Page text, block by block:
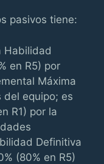
pasivos tiene:
Habilidad
en R5) por
Máxima
equipo; es
R1) por la
Definitiva
(80% en R5)